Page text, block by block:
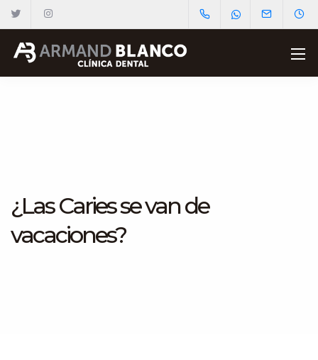
¿Las Caries se van de
vacaciones?